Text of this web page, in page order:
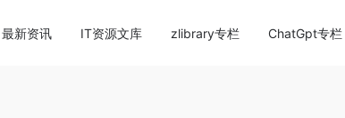
themes/onenav/inc/wp-optimization.php
最新资讯 IT资源文库 zlibrary专栏 ChatGpt专栏